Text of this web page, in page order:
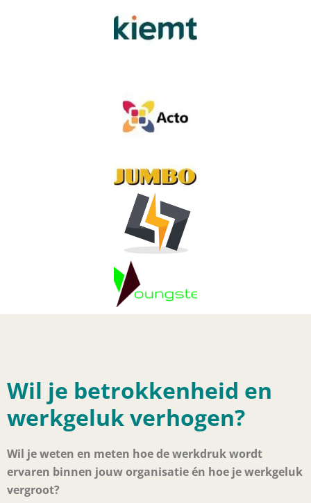
Wil je betrokkenheid en
werkgeluk verhogen?
Wil je weten en meten hoe de werkdruk wordt
ervaren binnen jouw organisatie én hoe je werkgeluk
vergroot?